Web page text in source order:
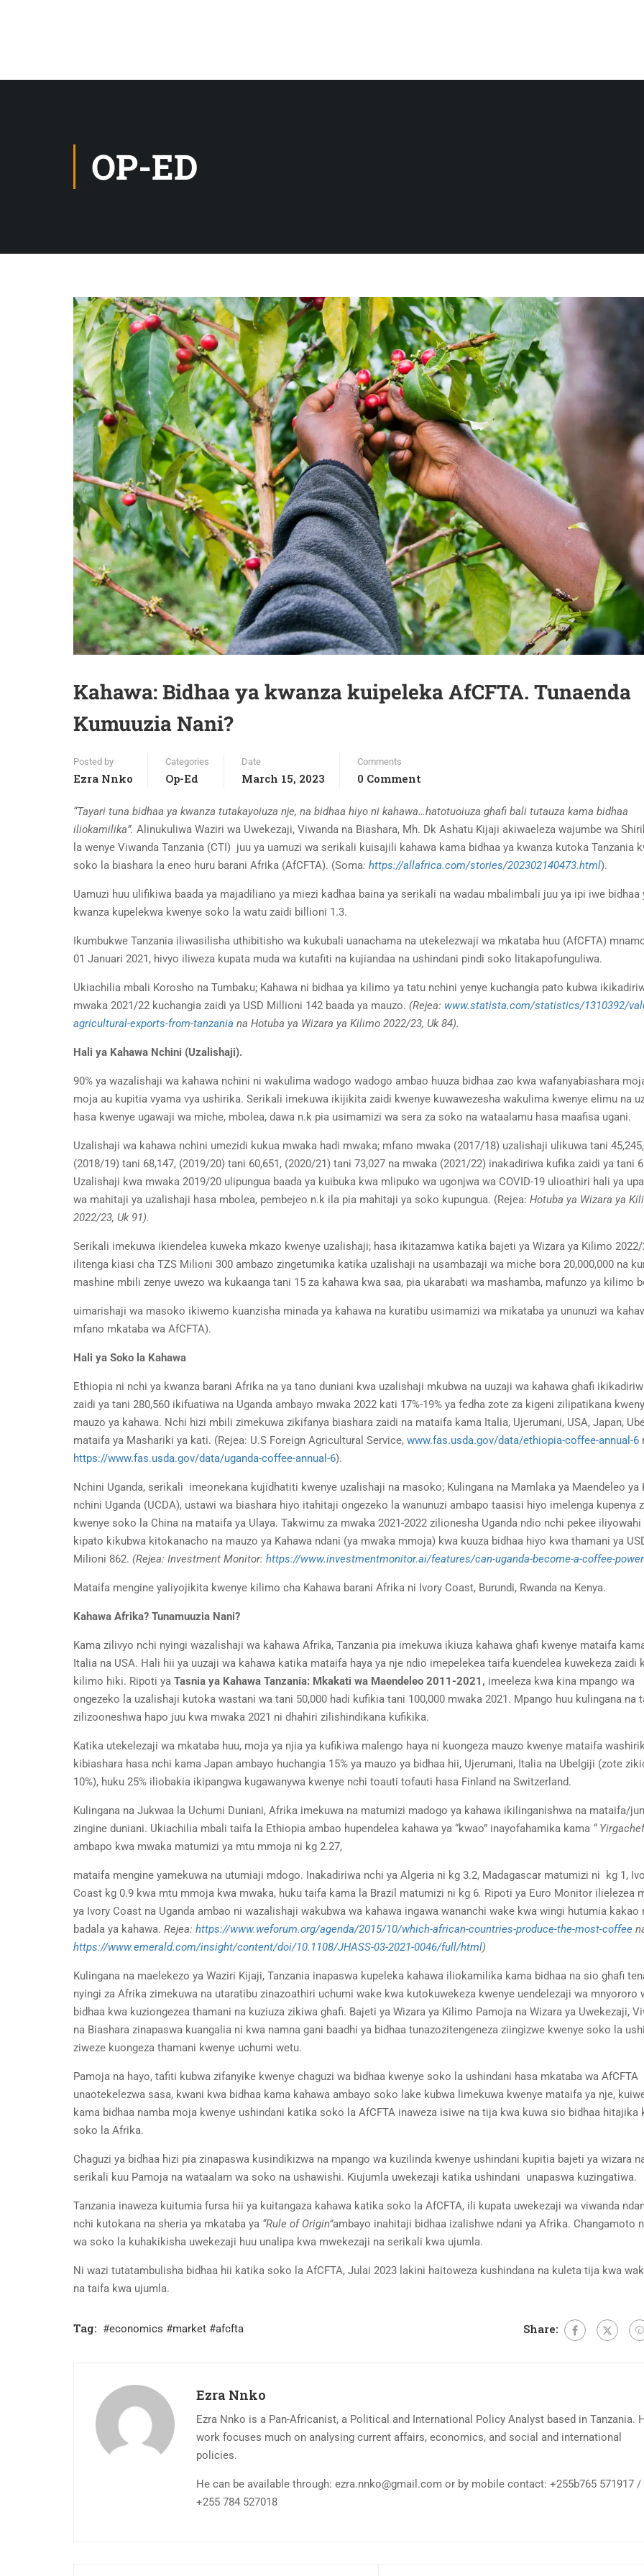
OP-ED
Kahawa: Bidhaa ya kwanza kuipeleka AfCFTA. Tunaenda
Kumuuzia Nani?
Posted by
Ezra Nnko
Categories
Op-Ed
Date
March 15, 2023
Comments
0 Comment
“Tayari tuna bidhaa ya kwanza tutakayoiuza nje, na bidhaa hiyo ni kahawa…hatotuoiuza ghafi bali tutauza kama bidhaa
iliokamilika”. Alinukuliwa Waziri wa Uwekezaji, Viwanda na Biashara, Mh. Dk Ashatu Kijaji akiwaeleza wajumbe wa
la wenye Viwanda Tanzania (CTI) juu ya uamuzi wa serikali kuisajili kahawa kama bidhaa ya kwanza kutoka Tanzania
soko la biashara la eneo huru barani Afrika (AfCFTA). (Soma: https://allafrica.com/stories/202302140473.html).
Uamuzi huu ulifikiwa baada ya majadiliano ya miezi kadhaa baina ya serikali na wadau mbalimbali juu ya ipi iwe bidhaa
kwanza kupelekwa kwenye soko la watu zaidi billioni 1.3.
Ikumbukwe Tanzania iliwasilisha uthibitisho wa kukubali uanachama na utekelezwaji wa mkataba huu (AfCFTA)
01 Januari 2021, hivyo iliweza kupata muda wa kutafiti na kujiandaa na ushindani pindi soko litakapofunguliwa.
Ukiachilia mbali Korosho na Tumbaku; Kahawa ni bidhaa ya kilimo ya tatu nchini yenye kuchangia pato kubwa
mwaka 2021/22 kuchangia zaidi ya USD Millioni 142 baada ya mauzo. (Rejea: www.statista.com/statistics/1310392/
agricultural-exports-from-tanzania na Hotuba ya Wizara ya Kilimo 2022/23, Uk 84).
Hali ya Kahawa Nchini (Uzalishaji).
90% ya wazalishaji wa kahawa nchini ni wakulima wadogo wadogo ambao huuza bidhaa zao kwa wafanyabiashara
moja au kupitia vyama vya ushirika. Serikali imekuwa ikijikita zaidi kwenye kuwawezesha wakulima kwenye elimu na
hasa kwenye ugawaji wa miche, mbolea, dawa n.k pia usimamizi wa sera za soko na wataalamu hasa maafisa ugani.
Uzalishaji wa kahawa nchini umezidi kukua mwaka hadi mwaka; mfano mwaka (2017/18) uzalishaji ulikuwa tani 45,245,
(2018/19) tani 68,147, (2019/20) tani 60,651, (2020/21) tani 73,027 na mwaka (2021/22) inakadiriwa kufika zaidi ya tani
Uzalishaji kwa mwaka 2019/20 ulipungua baada ya kuibuka kwa mlipuko wa ugonjwa wa COVID-19 ulioathiri hali ya
wa mahitaji ya uzalishaji hasa mbolea, pembejeo n.k ila pia mahitaji ya soko kupungua. (Rejea: Hotuba ya Wizara ya
2022/23, Uk 91).
Serikali imekuwa ikiendelea kuweka mkazo kwenye uzalishaji; hasa ikitazamwa katika bajeti ya Wizara ya Kilimo
ilitenga kiasi cha TZS Milioni 300 ambazo zingetumika katika uzalishaji na usambazaji wa miche bora 20,000,000 na
mashine mbili zenye uwezo wa kukaanga tani 15 za kahawa kwa saa, pia ukarabati wa mashamba, mafunzo ya kilimo
uimarishaji wa masoko ikiwemo kuanzisha minada ya kahawa na kuratibu usimamizi wa mikataba ya ununuzi wa
mfano mkataba wa AfCFTA).
Hali ya Soko la Kahawa
Ethiopia ni nchi ya kwanza barani Afrika na ya tano duniani kwa uzalishaji mkubwa na uuzaji wa kahawa ghafi
zaidi ya tani 280,560 ikifuatiwa na Uganda ambayo mwaka 2022 kati 17%-19% ya fedha zote za kigeni zilipatikana
mauzo ya kahawa. Nchi hizi mbili zimekuwa zikifanya biashara zaidi na mataifa kama Italia, Ujerumani, USA, Japan,
mataifa ya Mashariki ya kati. (Rejea: U.S Foreign Agricultural Service, www.fas.usda.gov/data/ethiopia-coffee-annual-6
https://www.fas.usda.gov/data/uganda-coffee-annual-6).
Nchini Uganda, serikali imeonekana kujidhatiti kwenye uzalishaji na masoko; Kulingana na Mamlaka ya Maendeleo ya
nchini Uganda (UCDA), ustawi wa biashara hiyo itahitaji ongezeko la wanunuzi ambapo taasisi hiyo imelenga kupenya
kwenye soko la China na mataifa ya Ulaya. Takwimu za mwaka 2021-2022 zilionesha Uganda ndio nchi pekee
kipato kikubwa kitokanacho na mauzo ya Kahawa ndani (ya mwaka mmoja) kwa kuuza bidhaa hiyo kwa thamani ya
Milioni 862. (Rejea: Investment Monitor: https://www.investmentmonitor.ai/features/can-uganda-become-a-coffee-
Mataifa mengine yaliyojikita kwenye kilimo cha Kahawa barani Afrika ni Ivory Coast, Burundi, Rwanda na Kenya.
Kahawa Afrika? Tunamuuzia Nani?
Kama zilivyo nchi nyingi wazalishaji wa kahawa Afrika, Tanzania pia imekuwa ikiuza kahawa ghafi kwenye mataifa
Italia na USA. Hali hii ya uuzaji wa kahawa katika mataifa haya ya nje ndio imepelekea taifa kuendelea kuwekeza zaidi
kilimo hiki. Ripoti ya Tasnia ya Kahawa Tanzania: Mkakati wa Maendeleo 2011-2021, imeeleza kwa kina mpango wa
ongezeko la uzalishaji kutoka wastani wa tani 50,000 hadi kufikia tani 100,000 mwaka 2021. Mpango huu kulingana na
zilizooneshwa hapo juu kwa mwaka 2021 ni dhahiri zilishindikana kufikika.
Katika utekelezaji wa mkataba huu, moja ya njia ya kufikiwa malengo haya ni kuongeza mauzo kwenye mataifa
kibiashara hasa nchi kama Japan ambayo huchangia 15% ya mauzo ya bidhaa hii, Ujerumani, Italia na Ubelgiji (zote
10%), huku 25% iliobakia ikipangwa kugawanywa kwenye nchi toauti tofauti hasa Finland na Switzerland.
Kulingana na Jukwaa la Uchumi Duniani, Afrika imekuwa na matumizi madogo ya kahawa ikilinganishwa na mataifa/
zingine duniani. Ukiachilia mbali taifa la Ethiopia ambao hupendelea kahawa ya “kwao” inayofahamika kama “
ambapo kwa mwaka matumizi ya mtu mmoja ni kg 2.27,
mataifa mengine yamekuwa na utumiaji mdogo. Inakadiriwa nchi ya Algeria ni kg 3.2, Madagascar matumizi ni kg 1,
Coast kg 0.9 kwa mtu mmoja kwa mwaka, huku taifa kama la Brazil matumizi ni kg 6. Ripoti ya Euro Monitor ilielezea
ya Ivory Coast na Uganda ambao ni wazalishaji wakubwa wa kahawa ingawa wananchi wake kwa wingi hutumia kakao
badala ya kahawa. Rejea: https://www.weforum.org/agenda/2015/10/which-african-countries-produce-the-most-coffee
https://www.emerald.com/insight/content/doi/10.1108/JHASS-03-2021-0046/full/html)
Kulingana na maelekezo ya Waziri Kijaji, Tanzania inapaswa kupeleka kahawa iliokamilika kama bidhaa na sio ghafi
nyingi za Afrika zimekuwa na utaratibu zinazoathiri uchumi wake kwa kutokuwekeza kwenye uendelezaji wa mnyororo
bidhaa kwa kuziongezea thamani na kuziuza zikiwa ghafi. Bajeti ya Wizara ya Kilimo Pamoja na Wizara ya Uwekezaji,
na Biashara zinapaswa kuangalia ni kwa namna gani baadhi ya bidhaa tunazozitengeneza ziingizwe kwenye soko la
ziweze kuongeza thamani kwenye uchumi wetu.
Pamoja na hayo, tafiti kubwa zifanyike kwenye chaguzi wa bidhaa kwenye soko la ushindani hasa mkataba wa AfCFTA
unaotekelezwa sasa, kwani kwa bidhaa kama kahawa ambayo soko lake kubwa limekuwa kwenye mataifa ya nje,
kama bidhaa namba moja kwenye ushindani katika soko la AfCFTA inaweza isiwe na tija kwa kuwa sio bidhaa hitajika
soko la Afrika.
Chaguzi ya bidhaa hizi pia zinapaswa kusindikizwa na mpango wa kuzilinda kwenye ushindani kupitia bajeti ya wizara
serikali kuu Pamoja na wataalam wa soko na ushawishi. Kiujumla uwekezaji katika ushindani unapaswa kuzingatiwa.
Tanzania inaweza kuitumia fursa hii ya kuitangaza kahawa katika soko la AfCFTA, ili kupata uwekezaji wa viwanda
nchi kutokana na sheria ya mkataba ya “Rule of Origin”ambayo inahitaji bidhaa izalishwe ndani ya Afrika. Changamoto
wa soko la kuhakikisha uwekezaji huu unalipa kwa mwekezaji na serikali kwa ujumla.
Ni wazi tutatambulisha bidhaa hii katika soko la AfCFTA, Julai 2023 lakini haitoweza kushindana na kuleta tija kwa
na taifa kwa ujumla.
Tag: #economics #market #afcfta Share:
Ezra Nnko
Ezra Nnko is a Pan-Africanist, a Political and International Policy Analyst based in Tanzania.
work focuses much on analysing current affairs, economics, and social and international
policies.
He can be available through: ezra.nnko@gmail.com or by mobile contact: +255b765 571917 /
+255 784 527018